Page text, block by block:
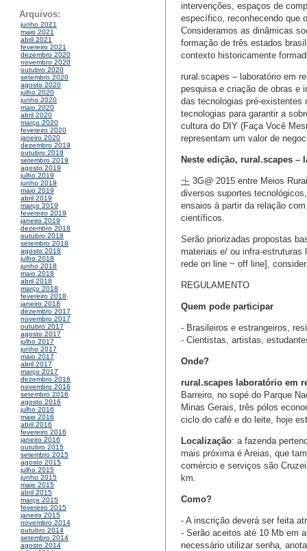
Arquivos:
junho 2021
maio 2021
abril 2021
fevereiro 2021
dezembro 2020
novembro 2020
outubro 2020
setembro 2020
agosto 2020
julho 2020
junho 2020
maio 2020
abril 2020
março 2020
fevereiro 2020
janeiro 2020
dezembro 2019
outubro 2019
setembro 2019
agosto 2019
julho 2019
junho 2019
maio 2019
abril 2019
março 2019
fevereiro 2019
janeiro 2019
dezembro 2018
outubro 2018
setembro 2018
agosto 2018
julho 2018
junho 2018
maio 2018
abril 2018
março 2018
fevereiro 2018
janeiro 2018
dezembro 2017
novembro 2017
outubro 2017
agosto 2017
julho 2017
junho 2017
maio 2017
abril 2017
março 2017
dezembro 2016
novembro 2016
setembro 2016
agosto 2016
julho 2016
maio 2016
abril 2016
fevereiro 2016
janeiro 2016
outubro 2015
setembro 2015
agosto 2015
julho 2015
junho 2015
maio 2015
abril 2015
março 2015
fevereiro 2015
janeiro 2015
novembro 2014
outubro 2014
setembro 2014
agosto 2014
intervenções, espaços de
específico, reconhecendo que
Consideramos as dinâmicas
formação de três estados
contexto historicamente
rural.scapes – laboratório em
pesquisa e criação de obras e
das tecnologias pré-existentes
tecnologias para garantir a
cultura do DIY (Faça Você
representam um valor de
Neste edição, rural.scapes –
⏈ 3G@ 2015 entre Meios
diversos suportes
ensaios à partir da relação
científicos.
Serão priorizadas propostas
materiais e/ ou infra-
rede on line ~ off line],
REGULAMENTO
Quem pode participar
- Brasileiros e estrangeiros,
- Cientistas, artistas,
Onde?
rural.scapes laboratório em
Barreiro, no sopé do Parque
Minas Gerais, três pólos
ciclo do café e do leite, hoje
Localização: a fazenda
mais próxima é Areias, que
comércio e serviços são
km.
Como?
- A inscrição deverá ser feita
- Serão aceitos até 10 Mb em
necessário utilizar senha,